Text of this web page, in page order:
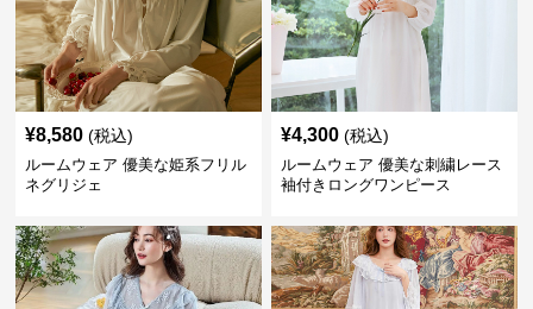
¥8,580 (税込)
ルームウェア 優美な姫系フリル
ネグリジェ
¥4,300 (税込)
ルームウェア 優美な刺繍レース
袖付きロングワンピース